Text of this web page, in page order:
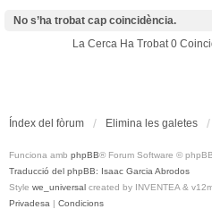
No s’ha trobat cap coincidència.
La Cerca Ha Trobat 0
Índex del fòrum Elimina les galetes
Funciona amb phpBB® Forum Software ©
Traducció del phpBB: Isaac Garcia Abrodos
Style we_universal created by INVENTEA &
Privadesa | Condicions